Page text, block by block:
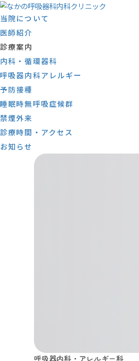
当院について
医師紹介
診療案内
内科・循環器科
呼吸器内科アレルギー
予防接種
睡眠時無呼吸症候群
禁煙外来
診療時間・アクセス